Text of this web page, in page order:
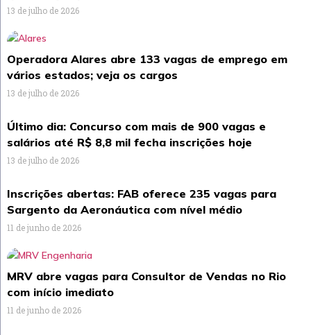
13 de julho de 2026
Operadora Alares abre 133 vagas de emprego em
vários estados; veja os cargos
13 de julho de 2026
Último dia: Concurso com mais de 900 vagas e
salários até R$ 8,8 mil fecha inscrições hoje
13 de julho de 2026
Inscrições abertas: FAB oferece 235 vagas para
Sargento da Aeronáutica com nível médio
11 de junho de 2026
MRV abre vagas para Consultor de Vendas no Rio
com início imediato
11 de junho de 2026